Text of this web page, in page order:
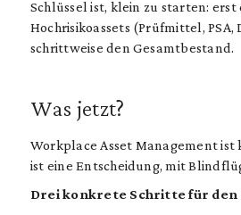
Schlüssel ist, klein zu starten: erst
Hochrisikoassets (Prüfmittel, PSA,
schrittweise den Gesamtbestand.
Was jetzt?
Workplace Asset Management ist
ist eine Entscheidung, mit
Drei konkrete Schritte für